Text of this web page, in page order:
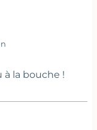
à la bouche !